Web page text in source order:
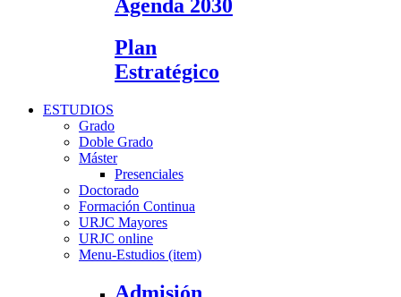
Agenda 2030
Plan
Estratégico
ESTUDIOS
Grado
Doble Grado
Máster
Presenciales
Doctorado
Formación Continua
URJC Mayores
URJC online
Menu-Estudios (item)
Admisión